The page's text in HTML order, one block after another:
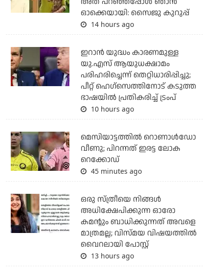
ഓക്കെയായി: സൈജു കുറുപ്പ്
14 hours ago
ഇറാന്‍ യുദ്ധം കാരണമുള്ള
യു.എസ് ആയുധക്ഷാമം
പരിഹരിച്ചെന്ന് തെറ്റിധാരിപ്പിച്ചു;
പീറ്റ് ഹെഗ്‌സെത്തിനോട് കടുത്ത
ഭാഷയില്‍ പ്രതികരിച്ച് ട്രംപ്
10 hours ago
മെസിയാട്ടത്തില്‍ റൊണാള്‍ഡോ
വീണു; പിറന്നത് ഇരട്ട ലോക
റെക്കോഡ്
45 minutes ago
ഒരു സ്ത്രീയെ നിങ്ങള്‍
അധിക്ഷേപിക്കുന്ന ഓരോ
കമന്റും ബാധിക്കുന്നത് അവളെ
മാത്രമല്ല; വിസ്മയ വിഷയത്തില്‍
വൈറലായി പോസ്റ്റ്
13 hours ago